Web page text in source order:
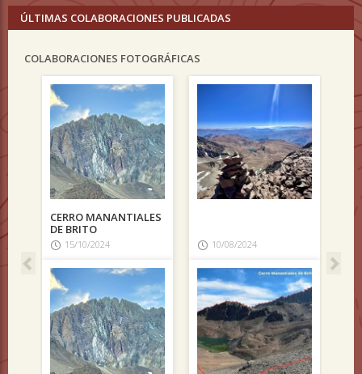
ÚLTIMAS COLABORACIONES PUBLICADAS
COLABORACIONES FOTOGRÁFICAS
CERRO MANANTIALES
DE BRITO
15/10/2024 10/08/2024
Previous